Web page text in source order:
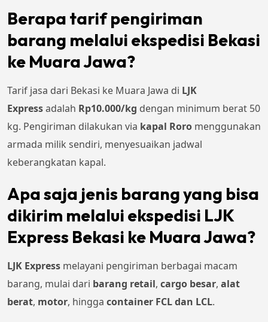
Berapa tarif pengiriman
barang melalui ekspedisi Bekasi
ke Muara Jawa?
Tarif jasa dari Bekasi ke Muara Jawa di LJK
Expressadalah Rp10.000/kg dengan minimum berat 50
kg. Pengiriman dilakukan via kapal Roro menggunakan
armada milik sendiri, menyesuaikan jadwal
keberangkatan kapal.
Apa saja jenis barang yang bisa
dikirim melalui ekspedisi LJK
Express Bekasi ke Muara Jawa?
LJK Express melayani pengiriman berbagai macam
barang, mulai dari barang retail, cargo besar, alat
berat, motor, hingga container FCL dan LCL.